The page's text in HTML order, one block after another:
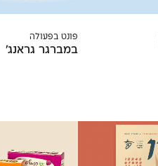
פונט בפעולה
במברגר גראנג׳